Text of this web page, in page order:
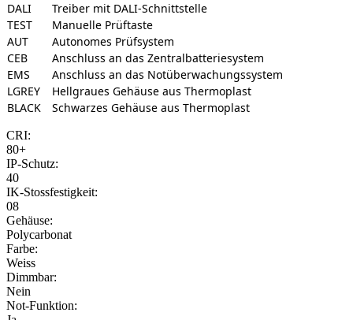
DALI
Treiber mit DALI-Schnittstelle
TEST
Manuelle Prüftaste
AUT
Autonomes Prüfsystem
CEB
Anschluss an das Zentralbatteriesystem
EMS
Anschluss an das Notüberwachungssystem
LGREY
Hellgraues Gehäuse aus Thermoplast
BLACK
Schwarzes Gehäuse aus Thermoplast
CRI:
80+
IP-Schutz:
40
IK-Stossfestigkeit:
08
Gehäuse:
Polycarbonat
Farbe:
Weiss
Dimmbar:
Nein
Not-Funktion: